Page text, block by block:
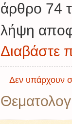
άρθρο 74
λήψη
Διαβάστε
Δεν υπάρχουν